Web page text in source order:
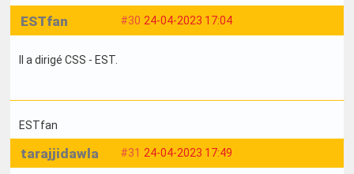
#30 24-04-2023 17:04
ESTfan
Il a dirigé CSS - EST.
ESTfan
#31 24-04-2023 17:49
tarajjidawla